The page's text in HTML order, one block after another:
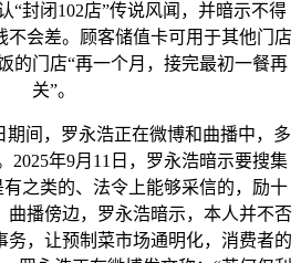
“封闭102店”传说风闻，并暗示不得
不会差。顾客储值卡可用于其他门店
的门店“再一个月，接完最初一餐再
关”。
间，罗永浩正在微博和曲播中，多
2025年9月11日，罗永浩暗示要搜集
之类的、法令上能够采信的，励十
曲播傍边，罗永浩暗示，本人并不否
务，让预制菜市场通明化，消费者的